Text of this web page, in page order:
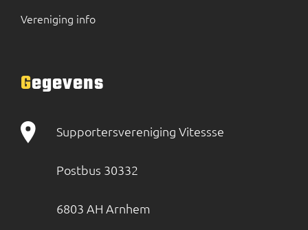
Vereniging info
Gegevens
Supportersvereniging Vitessse
Postbus 30332
6803 AH Arnhem